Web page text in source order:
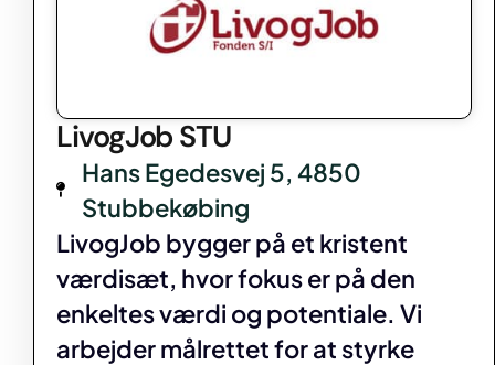
LivogJob STU
Hans Egedesvej 5, 4850
Stubbekøbing
LivogJob bygger på et kristent
værdisæt, hvor fokus er på den
enkeltes værdi og potentiale. Vi
arbejder målrettet for at styrke